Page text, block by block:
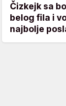
Čizkejk sa
belog fila i
najbolje